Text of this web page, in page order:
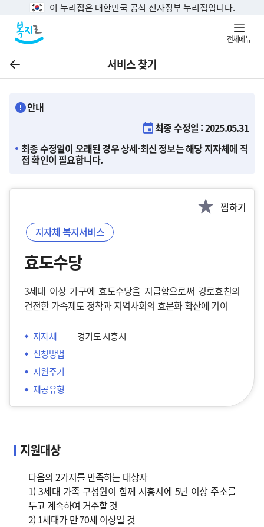
이 누리집은 대한민국 공식 전자정부 누리집입니다.
전체메뉴
이전 서비스 찾기
안내
최종 수정일 : 2025.05.31
최종 수정일이 오래된 경우 상세·최신 정보는 해당 지자체에 직
접 확인이 필요합니다.
찜하기
지자체 복지서비스
효도수당
3세대 이상 가구에 효도수당을 지급함으로써 경로효친의
건전한 가족제도 정착과 지역사회의 효문화 확산에 기여
지자체
경기도 시흥시
신청방법
지원주기
제공유형
지원대상
다음의 2가지를 만족하는 대상자
1) 3세대 가족 구성원이 함께 시흥시에 5년 이상 주소를
두고 계속하여 거주할 것
2) 1세대가 만 70세 이상일 것